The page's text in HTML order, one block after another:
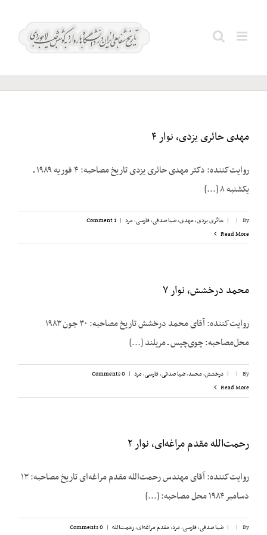
مفتح؛
مهدی حائری یزدی، نوار ۴
روایت‌کننده: دکتر مهدی حائری یزدی تاریخ مصاحبه: ۴ فوریه ۱۹۸۹ ـ
یکشنبه ۸ [...]
By
|
| حائری یزدی، مهدی,ضیا صدقی,فارسی,مرد |
1 Comment
Read More
محمد درخشش، نوار ۷
روایت‌کننده: آقای محمد درخشش تاریخ مصاحبه: ۳۰ جون ۱۹۸۳
محل‌مصاحبه: چوی‌چیس ـ مریلند [...]
By
|
| درخشش،‌ محمد,ضیا صدقی,فارسی,مرد |
0 Comments
Read More
رحمت‌الله مقدم مراغه‌ای، نوار ۲
روایت‌کننده: آقای مهندس رحمت‌الله مقدم مراغه‌ای تاریخ مصاحبه: ۱۳
دسامبر ۱۹۸۴ محل مصاحبه: [...]
By
|
| ضیا صدقی,فارسی,مرد,مقدم مراغه‌ای، رحمت‌الله |
0 Comments